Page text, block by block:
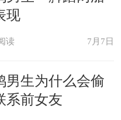
现
读 7月7日
男生为什么会偷
系前女友